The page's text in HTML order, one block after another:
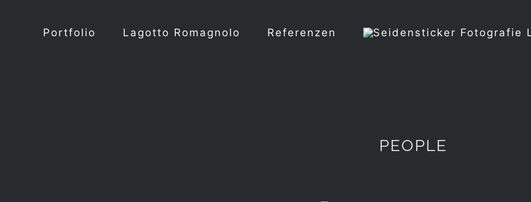
Portfolio Lagotto Romagnolo Referenzen
PEOPLE